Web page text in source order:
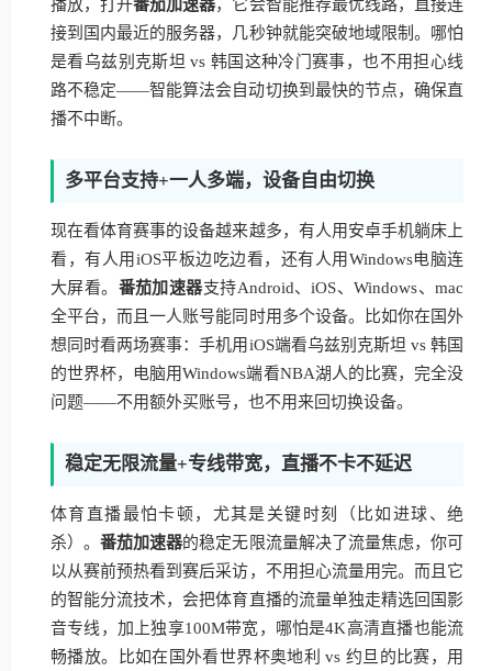
播放，打开番茄加速器，它会智能推荐最优线路，直接连
接到国内最近的服务器，几秒钟就能突破地域限制。哪怕
是看乌兹别克斯坦 vs 韩国这种冷门赛事，也不用担心线
路不稳定——智能算法会自动切换到最快的节点，确保直
播不中断。
多平台支持+一人多端，设备自由切换
现在看体育赛事的设备越来越多，有人用安卓手机躺床上
看，有人用iOS平板边吃边看，还有人用Windows电脑连
大屏看。 番茄加速器支持Android、iOS、Windows、mac
全平台，而且一人账号能同时用多个设备。比如你在国外
想同时看两场赛事：手机用iOS端看乌兹别克斯坦 vs 韩国
的世界杯，电脑用Windows端看NBA湖人的比赛，完全没
问题——不用额外买账号，也不用来回切换设备。
稳定无限流量+专线带宽，直播不卡不延迟
体育直播最怕卡顿，尤其是关键时刻（比如进球、绝
杀）。番茄加速器的稳定无限流量解决了流量焦虑，你可
以从赛前预热看到赛后采访，不用担心流量用完。而且它
的智能分流技术，会把体育直播的流量单独走精选回国影
音专线，加上独享100M带宽，哪怕是4K高清直播也能流
畅播放。比如在国外看世界杯奥地利 vs 约旦的比赛，用